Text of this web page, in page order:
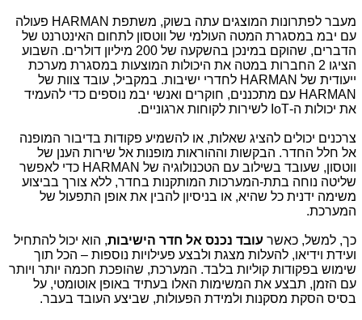
מעבר לפתרונות המוצגים עתה בשוק, משתפת HARMAN פעולה
עם יבמ במסגרת המטה העולמי של ווטסון לתחום האינטרנט של
הדברים, שהוקם במינכן בהשקעה של 200 מיליון דולרים. השבוע
הציגו 2 החברות במטה את היכולות המוצעות במסגרת מערכת
ייעודית של HARMAN לחדרי ישיבות. במקביל, עובד צוות של
HARMAN עם מתכננים, חוקרים ואנשי יבמ נוספים כדי להעמיד
את יכולות ה-IoT לשירות לקוחות ארגוניים.
צרכנים יכולים להציג שאלות, או להשמיע פקודות בדיבור המופנה
אל חלל החדר. הבקשות וההוראות מופנות אל שירות הענן של
ווטסון, שעובד בשילוב עם הטכנולוגיה של HARMAN כדי לאפשר
שליטה נוחה בתת-המערכות המותקנות בחדר, ללא צורך בביצוע
משימה ידנית כל שהיא, או בניסיון להבין את אופן התפעול של
המערכת.
כך, למשל, כאשר עובד נכנס אל חדר הישיבות, הוא יכול להתחיל
ועידת וידיאו, להעלות מצגת ולבצע פעילויות נוספות – הכל תוך
שימוש בפקודות קוליות בלבד. המערכת, שהופכת חכמה יותר ויותר
עם הזמן, תבצע את המשימות האלו בעתיד באופן אוטומטי, על
בסיס הסקת מסקנות ולמידת הפעולות, שביצע העובד בעבר.